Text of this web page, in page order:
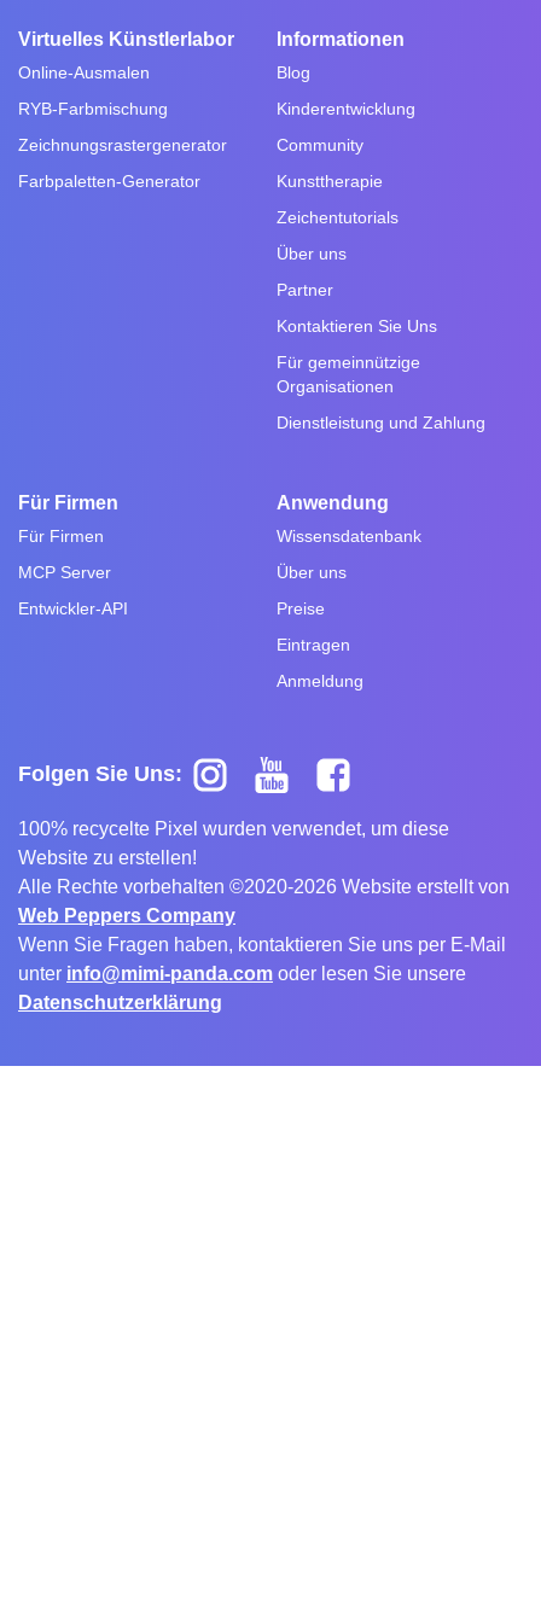
Virtuelles Künstlerlabor
Online-Ausmalen
RYB-Farbmischung
Zeichnungsrastergenerator
Farbpaletten-Generator
Informationen
Blog
Kinderentwicklung
Community
Kunsttherapie
Zeichentutorials
Über uns
Partner
Kontaktieren Sie Uns
Für gemeinnützige
Organisationen
Dienstleistung und Zahlung
Für Firmen
Für Firmen
MCP Server
Entwickler-API
Anwendung
Wissensdatenbank
Über uns
Preise
Eintragen
Anmeldung
Folgen Sie Uns:
100% recycelte Pixel wurden verwendet, um diese
Website zu erstellen!
Alle Rechte vorbehalten ©2020-2026 Website erstellt von
Web Peppers Company
Wenn Sie Fragen haben, kontaktieren Sie uns per E-Mail
unter info@mimi-panda.com oder lesen Sie unsere
Datenschutzerklärung